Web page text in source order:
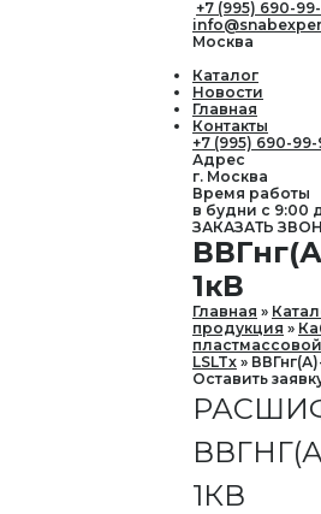
+7 (995) 690-
Москва
Каталог
Новости
Главная
Контакты
+7 (995) 690-99-
Адрес
г. Москва
Время работы
в будни с 9:00
ЗАКАЗАТЬ
1кВ
Главная
продукция
LSLTx
Оставить
1КВ